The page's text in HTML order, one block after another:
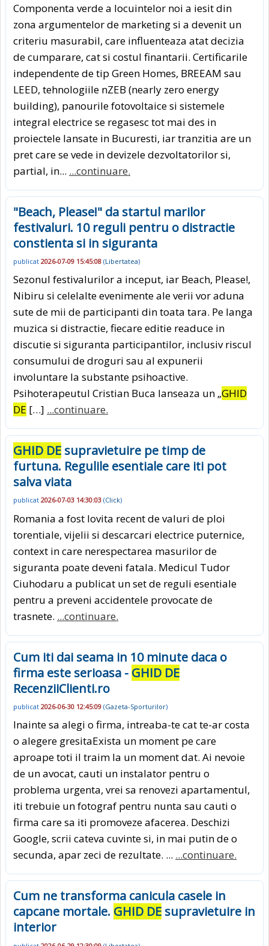
Componenta verde a locuintelor noi a iesit din
zona argumentelor de marketing si a devenit un
criteriu masurabil, care influenteaza atat decizia
de cumparare, cat si costul finantarii. Certificarile
independente de tip Green Homes, BREEAM sau
LEED, tehnologiile nZEB (nearly zero energy
building), panourile fotovoltaice si sistemele
integral electrice se regasesc tot mai des in
proiectele lansate in Bucuresti, iar tranzitia are un
pret care se vede in devizele dezvoltatorilor si,
partial, in... ...continuare.
"Beach, Please!" da startul marilor
festivaluri. 10 reguli pentru o distractie
constienta si in siguranta
publicat 2026-07-09 15:45:08 (Libertatea)
Sezonul festivalurilor a inceput, iar Beach, Please!,
Nibiru si celelalte evenimente ale verii vor aduna
sute de mii de participanti din toata tara. Pe langa
muzica si distractie, fiecare editie readuce in
discutie si siguranta participantilor, inclusiv riscul
consumului de droguri sau al expunerii
involuntare la substante psihoactive.
Psihoterapeutul Cristian Buca lanseaza un „GHID
DE […] ...continuare.
GHID DE supravietuire pe timp de
furtuna. Regulile esentiale care iti pot
salva viata
publicat 2026-07-03 14:30:03 (Click)
Romania a fost lovita recent de valuri de ploi
torentiale, vijelii si descarcari electrice puternice,
context in care nerespectarea masurilor de
siguranta poate deveni fatala. Medicul Tudor
Ciuhodaru a publicat un set de reguli esentiale
pentru a preveni accidentele provocate de
trasnete. ...continuare.
Cum iti dai seama in 10 minute daca o
firma este serioasa - GHID DE
RecenziiClienti.ro
publicat 2026-06-30 12:45:09 (Gazeta-Sporturilor)
Inainte sa alegi o firma, intreaba-te cat te-ar costa
o alegere gresitaExista un moment pe care
aproape toti il traim la un moment dat. Ai nevoie
de un avocat, cauti un instalator pentru o
problema urgenta, vrei sa renovezi apartamentul,
iti trebuie un fotograf pentru nunta sau cauti o
firma care sa iti promoveze afacerea. Deschizi
Google, scrii cateva cuvinte si, in mai putin de o
secunda, apar zeci de rezultate. ... ...continuare.
Cum ne transforma canicula casele in
capcane mortale. GHID DE supravietuire in
interior